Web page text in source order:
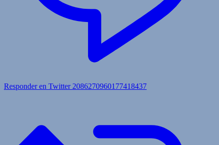
Responder en Twitter 2086270960177418437